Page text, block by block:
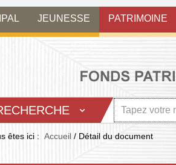
JEUNESSE PATRIMOINE
êtes ici : Accueil / Détail du document